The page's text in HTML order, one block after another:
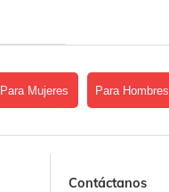
Para Mujeres Para Hombres
Contáctanos